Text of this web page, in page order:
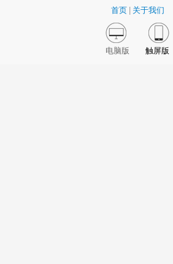
首页
关于我们
电脑版 触屏版